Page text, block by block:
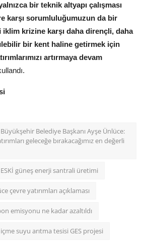
bir teknik altyapı çalışması
karşı sorumluluğumuzun da bir
iklim krizine karşı daha dirençli, daha
bir kent haline getirmek için
artırmaya devam
Belediye Başkanı Ayşe Ünlüce:
geleceğe bırakacağımız en değerli
güneş enerji santrali üretimi
çevre yatırımları açıklaması
emisyonu ne kadar azaltıldı
suyu arıtma tesisi GES projesi